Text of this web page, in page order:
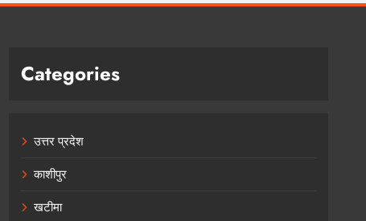
Categories
उत्तर प्रदेश
काशीपुर
खटीमा